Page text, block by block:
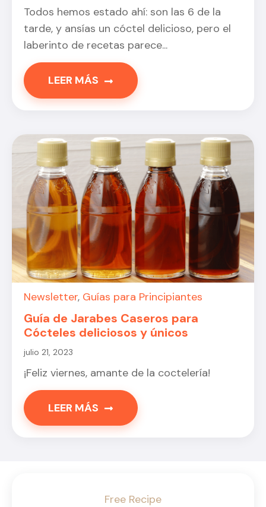
Todos hemos estado ahí: son las 6 de la
tarde, y ansías un cóctel delicioso, pero el
laberinto de recetas parece...
LEER MÁS
Newsletter, Guías para Principiantes
Guía de Jarabes Caseros para
Cócteles deliciosos y únicos
julio 21, 2023
¡Feliz viernes, amante de la coctelería!
LEER MÁS
Free Recipe